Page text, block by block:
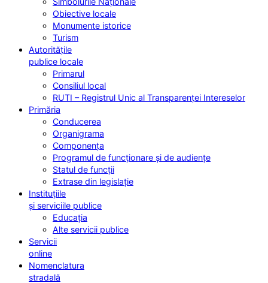
Obiective locale
Monumente istorice
Turism
Autoritățile
publice locale
Primarul
Consiliul local
RUTI – Registrul Unic al Transparenței Intereselor
Primăria
Conducerea
Organigrama
Componența
Programul de funcționare și de audiențe
Statul de funcții
Extrase din legislație
Instituțiile
și serviciile publice
Educația
Alte servicii publice
Servicii
online
Nomenclatura
stradală